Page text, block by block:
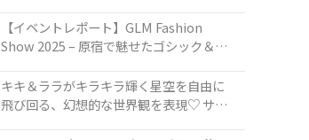
TOKYO
【イベントレポート】GLM Fashion
Show 2025 – 原宿で魅せたゴシック＆ロ
キキ＆ララがキラキラ輝く星空を自由に
飛び回る、幻想的な世界観を表現♡ サマ